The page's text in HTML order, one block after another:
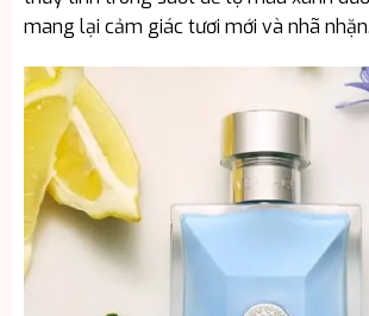
mang lại cảm giác tươi mới và nhã nhặn.